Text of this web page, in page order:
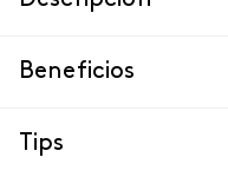
Beneficios
Tips